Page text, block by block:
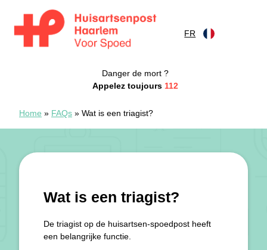
FR
Danger de mort ?
Appelez toujours 112
Home » FAQs » Wat is een triagist?
Wat is een triagist?
De triagist op de huisartsen-spoedpost heeft
een belangrijke functie.